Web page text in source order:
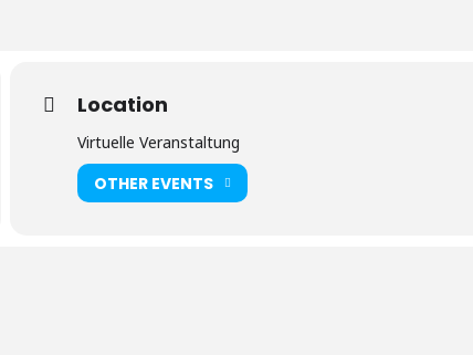
Location
Virtuelle Veranstaltung
OTHER EVENTS